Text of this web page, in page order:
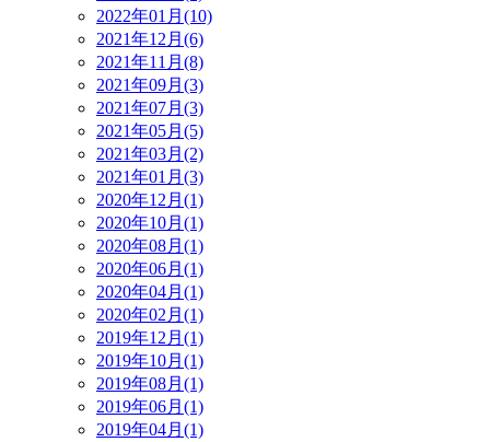
2022年01月(10)
2021年12月(6)
2021年11月(8)
2021年09月(3)
2021年07月(3)
2021年05月(5)
2021年03月(2)
2021年01月(3)
2020年12月(1)
2020年10月(1)
2020年08月(1)
2020年06月(1)
2020年04月(1)
2020年02月(1)
2019年12月(1)
2019年10月(1)
2019年08月(1)
2019年06月(1)
2019年04月(1)